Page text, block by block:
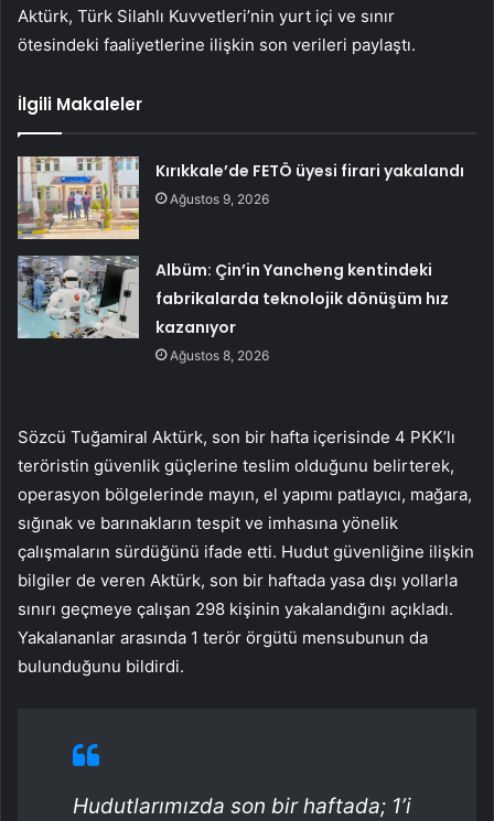
Aktürk, Türk Silahlı Kuvvetleri’nin yurt içi ve sınır
ötesindeki faaliyetlerine ilişkin son verileri paylaştı.
İlgili Makaleler
Kırıkkale’de FETÖ üyesi firari yakalandı
Ağustos 9, 2026
Albüm: Çin’in Yancheng kentindeki
fabrikalarda teknolojik dönüşüm hız
kazanıyor
Ağustos 8, 2026
Sözcü Tuğamiral Aktürk, son bir hafta içerisinde 4 PKK’lı
teröristin güvenlik güçlerine teslim olduğunu belirterek,
operasyon bölgelerinde mayın, el yapımı patlayıcı, mağara,
sığınak ve barınakların tespit ve imhasına yönelik
çalışmaların sürdüğünü ifade etti. Hudut güvenliğine ilişkin
bilgiler de veren Aktürk, son bir haftada yasa dışı yollarla
sınırı geçmeye çalışan 298 kişinin yakalandığını açıkladı.
Yakalananlar arasında 1 terör örgütü mensubunun da
bulunduğunu bildirdi.
Hudutlarımızda son bir haftada; 1’i